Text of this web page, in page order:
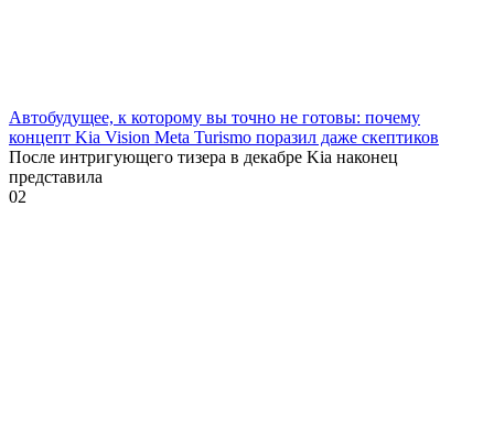
Автобудущее, к которому вы точно не готовы: почему
концепт Kia Vision Meta Turismo поразил даже скептиков
После интригующего тизера в декабре Kia наконец
представила
02